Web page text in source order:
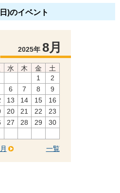
)のイベント
2025年 8月
水 木 金
土
1
2
6 7 8
9
13 14 15
16
20 21 22
23
27 28 29
30
一覧